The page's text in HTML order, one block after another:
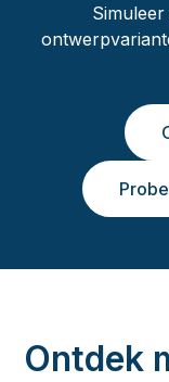
Ontdek